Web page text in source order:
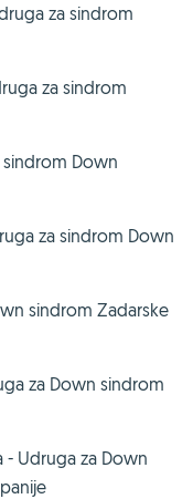
za sindrom
za sindrom
sindrom Down
za sindrom Down
sindrom Zadarske
za Down sindrom
- Udruga za Down